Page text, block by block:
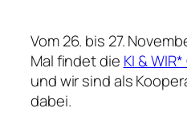
Vom 26. bis 27.
Mal findet die KI &
und wir sind als
dabei.